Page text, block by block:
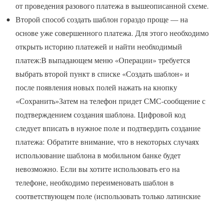
от проведения разового платежа в вышеописанной схеме.
Второй способ создать шаблон гораздо проще — на
основе уже совершенного платежа. Для этого необходимо
открыть историю платежей и найти необходимый
платеж:В выпадающем меню «Операции» требуется
выбрать второй пункт в списке «Создать шаблон» и
после появления новых полей нажать на кнопку
«Сохранить»Затем на телефон придет СМС-сообщение с
подтверждением создания шаблона. Цифровой код
следует вписать в нужное поле и подтвердить создание
платежа: Обратите внимание, что в некоторых случаях
использование шаблона в мобильном банке будет
невозможно. Если вы хотите использовать его на
телефоне, необходимо переименовать шаблон в
соответствующем поле (использовать только латинские